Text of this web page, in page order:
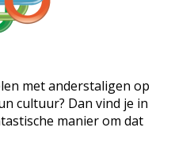
met anderstaligen op
cultuur? Dan vind je in
manier om dat